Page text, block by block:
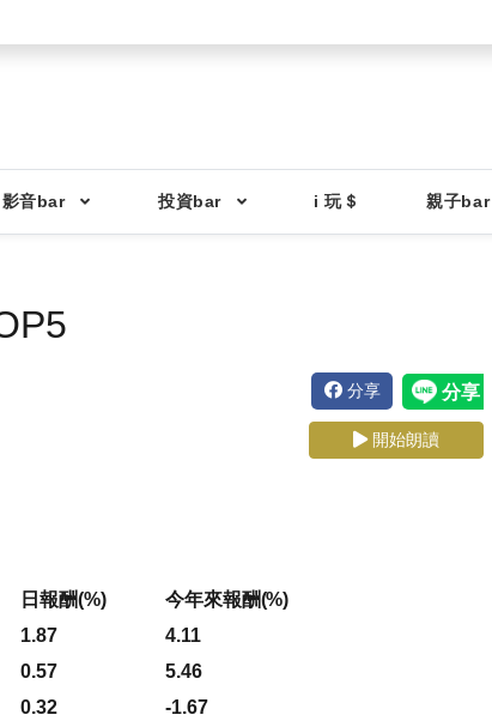
音bar 投資bar i 玩＄ 親子bar
分享
開始朗讀
日報酬(%)
今年來報酬(%)
1.87
4.11
0.57
5.46
0.32
-1.67